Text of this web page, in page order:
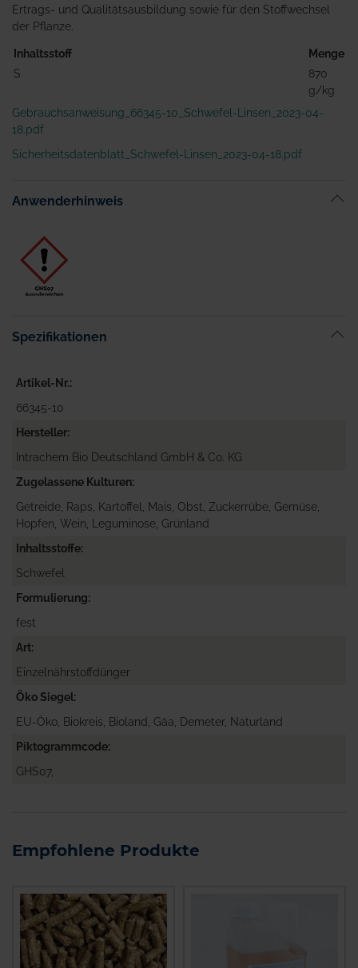
Ertrags- und Qualitätsausbildung sowie für den Stoffwechsel
der Pflanze.
Inhaltsstoff
Menge
S
870
g/kg
Gebrauchsanweisung_66345-10_Schwefel-Linsen_2023-04-
18.pdf
Sicherheitsdatenblatt_Schwefel-Linsen_2023-04-18.pdf
Anwenderhinweis
Spezifikationen
Artikel-Nr.
66345-10
Hersteller
Intrachem Bio Deutschland GmbH & Co. KG
Zugelassene Kulturen
Getreide, Raps, Kartoffel, Mais, Obst, Zuckerrübe, Gemüse,
Hopfen, Wein, Leguminose, Grünland
Inhaltsstoffe
Schwefel
Formulierung
fest
Art
Einzelnährstoffdünger
Öko Siegel
EU-Öko, Biokreis, Bioland, Gäa, Demeter, Naturland
Piktogrammcode
GHS07,
Empfohlene Produkte